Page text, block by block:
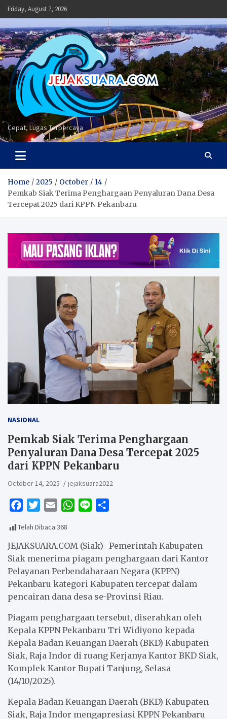
Skip
to
content
Friday, August 7, 2026
Cepat, Lugas Terpercaya
Home 2025 October
14
Pemkab Siak Terima Penghargaan Penyaluran Dana Desa
Tercepat 2025 dari KPPN Pekanbaru
NASIONAL
Pemkab Siak Terima Penghargaan
Penyaluran Dana Desa Tercepat 2025
dari KPPN Pekanbaru
October 14, 2025 jejaksuara2022
c
e
b
o
o
k
i
t
t
e
r
a
i
l
W
t
s
A
p
p
e
r
e
Telah Dibaca:368
JEJAKSUARA.COM (Siak)- Pemerintah Kabupaten
Siak menerima piagam penghargaan dari Kantor
Pelayanan Perbendaharaan Negara (KPPN)
Pekanbaru kategori Kabupaten tercepat dalam
pencairan dana desa se-Provinsi Riau.
Piagam penghargaan tersebut, diserahkan oleh
Kepala KPPN Pekanbaru Tri Widiyono kepada
Kepala Badan Keuangan Daerah (BKD) Kabupaten
Siak, Raja Indor di ruang Kerjanya Kantor BKD Siak,
Komplek Kantor Bupati Tanjung, Selasa
(14/10/2025).
Kepala Badan Keuangan Daerah (BKD) Kabupaten
Siak, Raja Indor mengapresiasi KPPN Pekanbaru